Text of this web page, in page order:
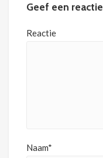
Geef een reactie
Reactie
Naam*